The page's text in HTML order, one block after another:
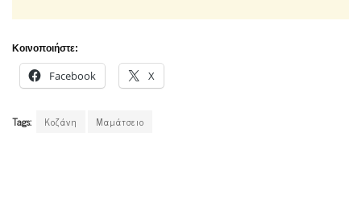
Κοινοποιήστε:
Facebook X
Tags: Κοζάνη Μαμάτσειο